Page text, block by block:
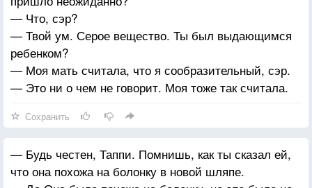
— Что, сэр?
— Твой ум. Серое вещество. Ты был выдающимся
ребенком?
— Моя мать считала, что я сообразительный, сэр.
— Это ни о чем не говорит. Моя тоже так считала.
Сохранить
— Будь честен, Таппи. Помнишь, как ты сказал ей,
что она похожа на болонку в новой шляпе.